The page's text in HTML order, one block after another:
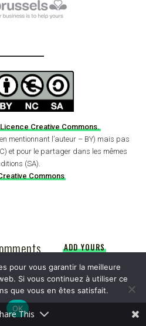
Creative Commons.
mentionnant l’auteur – BY) mais pas
et pour le partager dans les mêmes
(SA).
Commons
ADD YOURS
pas publiée.
This
pour vous garantir la meilleure
Si vous continuez à utiliser ce
que vous en êtes satisfait.
OK